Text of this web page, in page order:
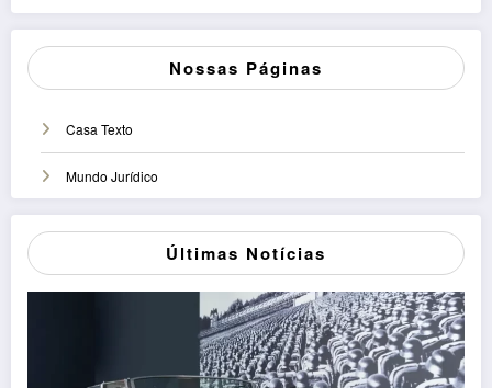
Nossas Páginas
Casa Texto
Mundo Jurídico
Últimas Notícias